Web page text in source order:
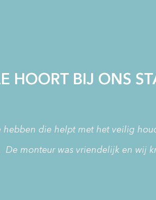
HOORT BIJ ONS
die helpt met het veilig
De monteur was vriendelijk en wij